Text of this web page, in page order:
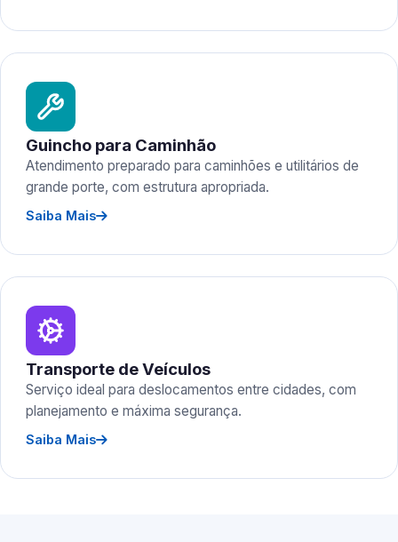
Guincho para Caminhão
Atendimento preparado para caminhões e utilitários de
grande porte, com estrutura apropriada.
Saiba Mais
Transporte de Veículos
Serviço ideal para deslocamentos entre cidades, com
planejamento e máxima segurança.
Saiba Mais